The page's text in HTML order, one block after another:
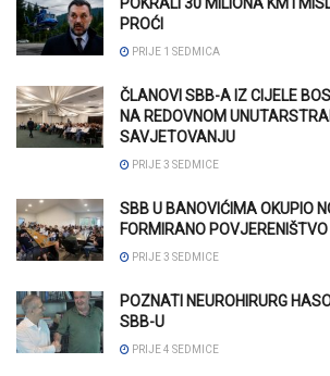
PROĆI
PRIJE 1 SEDMICA
ČLANOVI SBB-A IZ CIJELE
NA REDOVNOM
SAVJETOVANJU
PRIJE 3 SEDMICE
SBB U BANOVIĆIMA OKUPIO
FORMIRANO
PRIJE 3 SEDMICE
POZNATI NEUROHIRURG
SBB-U
PRIJE 4 SEDMICE